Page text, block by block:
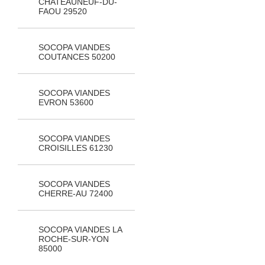
FAOU 29520
SOCOPA VIANDES
COUTANCES 50200
SOCOPA VIANDES
EVRON 53600
SOCOPA VIANDES
CROISILLES 61230
SOCOPA VIANDES
CHERRE-AU 72400
SOCOPA VIANDES LA
ROCHE-SUR-YON
85000